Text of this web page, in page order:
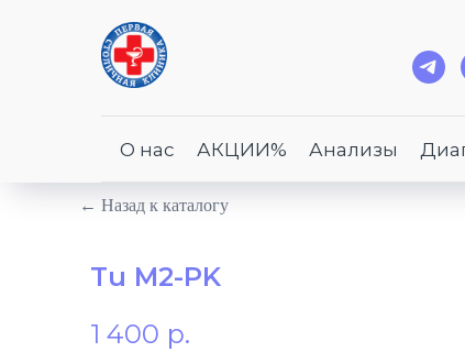
О нас АКЦИИ% Анализы
← Назад к каталогу
Tu M2-PK
1 400 р.